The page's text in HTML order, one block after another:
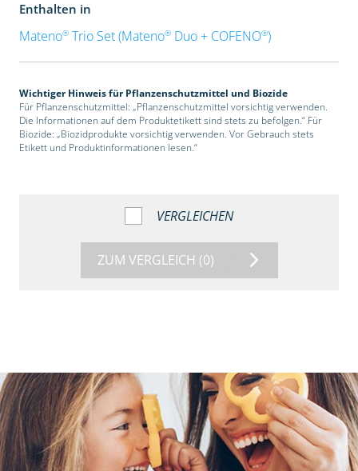
Enthalten in
Mateno®Trio Set (Mateno®Duo + COFENO®)
Wichtiger Hinweis für Pflanzenschutzmittel und Biozide
Für Pflanzenschutzmittel: „Pflanzenschutzmittel vorsichtig verwenden.
Die Informationen auf dem Produktetikett sind stets zu befolgen.“ Für
Biozide: „Biozidprodukte vorsichtig verwenden. Vor Gebrauch stets
Etikett und Produktinformationen lesen.“
VERGLEICHEN
ZUM VERGLEICH (0)